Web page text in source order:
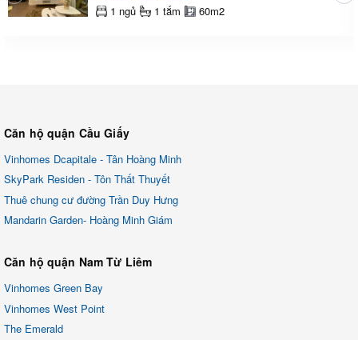
1 ngủ 1 tắm 60m2
Căn hộ quận Cầu Giấy
Vinhomes Dcapitale - Tân Hoàng Minh
SkyPark Residen - Tôn Thất Thuyết
Thuê chung cư đường Trần Duy Hưng
Mandarin Garden- Hoàng Minh Giám
Căn hộ quận Nam Từ Liêm
Vinhomes Green Bay
Vinhomes West Point
The Emerald